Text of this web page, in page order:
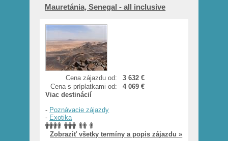
Mauretánia, Senegal - all inclusive
Cena zájazdu od:
3 632 €
Cena s príplatkami od:
4 069 €
Viac destinácií
- Poznávacie zájazdy
- Exotika
Zobraziť všetky termíny a popis zájazdu »